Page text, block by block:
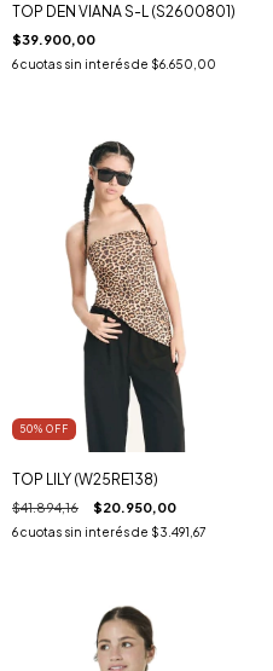
TOP DEN VIANA S-L (S2600801)
$39.900,00
6cuotas sin interés de $6.650,00
50% OFF
TOP LILY (W25RE138)
$41.894,16 $20.950,00
6cuotas sin interés de $3.491,67